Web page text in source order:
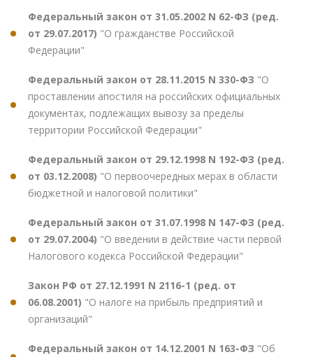
Федеральный закон от 31.05.2002 N 62-ФЗ (ред.
от 29.07.2017) "О гражданстве Российской
Федерации"
Федеральный закон от 28.11.2015 N 330-ФЗ "О
проставлении апостиля на российских официальных
документах, подлежащих вывозу за пределы
территории Российской Федерации"
Федеральный закон от 29.12.1998 N 192-ФЗ (ред.
от 03.12.2008) "О первоочередных мерах в области
бюджетной и налоговой политики"
Федеральный закон от 31.07.1998 N 147-ФЗ (ред.
от 29.07.2004) "О введении в действие части первой
Налогового кодекса Российской Федерации"
Закон РФ от 27.12.1991 N 2116-1 (ред. от
06.08.2001) "О налоге на прибыль предприятий и
организаций"
Федеральный закон от 14.12.2001 N 163-ФЗ "Об